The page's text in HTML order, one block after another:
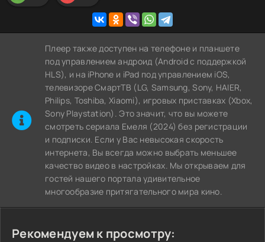
Плеер также доступен на телефоне и планшете
под управлением андроид (Android с поддержкой
HLS), и на iPhone и iPad под управлением iOS,
телевизоре СмартТВ (LG, Samsung, Sony, HAIER,
Philips, Toshiba, Xiaomi), игровых приставках (Xbox,
Sony Playstation). Это значит, что вы можете
cмотреть сериала Емеля (2024) без регистрации
и подписки. Если у Вас невысокая скорость
интернета, Вы всегда можно выбрать меньшее
качество видео в настройках. Мы открываем для
гостей нашего портала удивительное
многообразие притягательного мира кино.
Рекомендуем к просмотру: